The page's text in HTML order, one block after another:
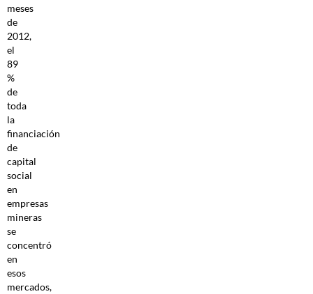
meses
de
2012,
el
89
%
de
toda
la
financiación
de
capital
social
en
empresas
mineras
se
concentró
en
esos
mercados,